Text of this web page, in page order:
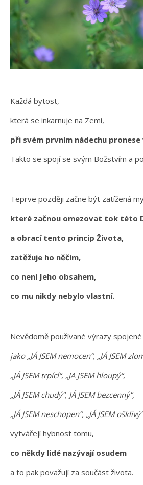
Každá bytost,
která se inkarnuje na Zemi,
při svém prvním nádechu pronese
Takto se spojí se svým Božstvím a
Teprve později začne být zatížená
které začnou omezovat tok této
a obrací tento princip Života,
zatěžuje ho něčím,
co není Jeho obsahem,
co mu nikdy nebylo vlastní.
Nevědomě používané výrazy spojené
jako „JÁ JSEM nemocen“, „JÁ JSEM
„JÁ JSEM trpící“, „JA JSEM hloupý“,
„JÁ JSEM chudý“, JÁ JSEM bezcenný“,
„JÁ JSEM neschopen“, „JÁ JSEM ošklivý“
vytvářejí hybnost tomu,
co někdy lidé nazývají osudem
a to pak považují za součást života.